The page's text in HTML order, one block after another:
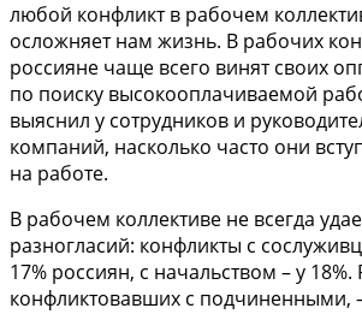
любой конфликт в рабочем
осложняет нам жизнь. В рабочих
россияне чаще всего винят своих
по поиску высокооплачиваемой
выяснил у сотрудников и
компаний, насколько часто они
на работе.
В рабочем коллективе не всегда
разногласий: конфликты с
17% россиян, с начальством – у 18%.
конфликтовавших с подчиненными,